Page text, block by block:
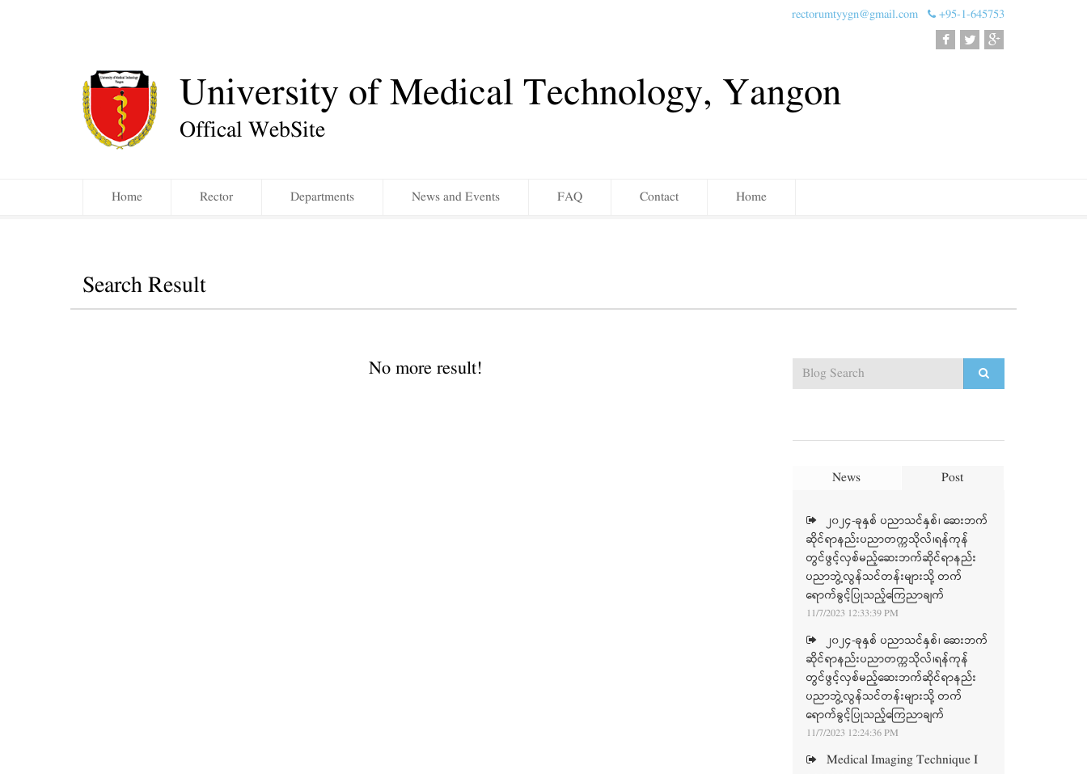
rectorumtyygn@gmail.com +95-1-645753
University of Medical Technology, Yangon
Offical WebSite
Home Rector Departments News and Events FAQ Contact Home
Search Result
No more result!
News Post
၂၀၂၄-ခုနှစ် ပညာသင်နှစ်၊ ဆေးဘက်
ဆိုင်ရာနည်းပညာတက္ကသိုလ်၊ရန်ကုန်
တွင်ဖွင့်လှစ်မည့်ဆေးဘက်ဆိုင်ရာနည်း
ပညာဘွဲ့လွန်သင်တန်းများသို့ တက်
ရောက်ခွင့်ပြုသည့်ကြေညာချက်
11/7/2023 12:33:39 PM
၂၀၂၄-ခုနှစ် ပညာသင်နှစ်၊ ဆေးဘက်
ဆိုင်ရာနည်းပညာတက္ကသိုလ်၊ရန်ကုန်
တွင်ဖွင့်လှစ်မည့်ဆေးဘက်ဆိုင်ရာနည်း
ပညာဘွဲ့လွန်သင်တန်းများသို့ တက်
ရောက်ခွင့်ပြုသည့်ကြေညာချက်
11/7/2023 12:24:36 PM
Medical Imaging Technique I